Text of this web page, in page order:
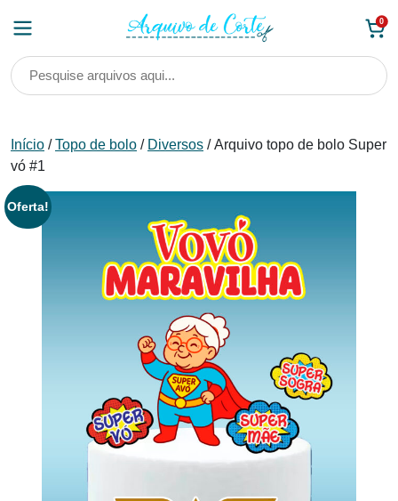
0
Início /Topo de bolo / Diversos / Arquivo topo de bolo Super
vó #1
Oferta!